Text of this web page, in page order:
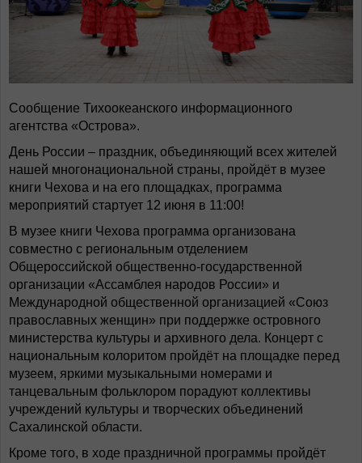
Сообщение Тихоокеанского информационного
агентства «Острова».
День России – праздник, объединяющий всех жителей
нашей многонациональной страны, пройдёт в музее
книги Чехова и на его площадках, программа
мероприятий стартует 12 июня в 11:00!
В музее книги Чехова программа организована
совместно с региональным отделением
Общероссийской общественно-государственной
организации «Ассамблея народов России» и
Международной общественной организацией «Союз
православных женщин» при поддержке островного
министерства культуры и архивного дела. Концерт с
национальным колоритом пройдёт на площадке перед
музеем, яркими музыкальными номерами и
танцевальным фольклором порадуют коллективы
учреждений культуры и творческих объединений
Сахалинской области.
Кроме того, в ходе праздничной программы пройдёт